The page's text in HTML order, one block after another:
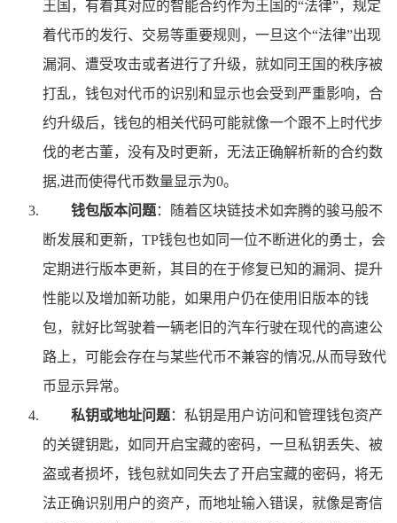
王国，有着其对应的智能合约作为王国的“法律”，规定
着代币的发行、交易等重要规则，一旦这个“法律”出现
漏洞、遭受攻击或者进行了升级，就如同王国的秩序被
打乱，钱包对代币的识别和显示也会受到严重影响，合
约升级后，钱包的相关代码可能就像一个跟不上时代步
伐的老古董，没有及时更新，无法正确解析新的合约数
据,进而使得代币数量显示为0。
钱包版本问题：随着区块链技术如奔腾的骏马般不
断发展和更新，TP钱包也如同一位不断进化的勇士，会
定期进行版本更新，其目的在于修复已知的漏洞、提升
性能以及增加新功能，如果用户仍在使用旧版本的钱
包，就好比驾驶着一辆老旧的汽车行驶在现代的高速公
路上，可能会存在与某些代币不兼容的情况,从而导致代
币显示异常。
私钥或地址问题：私钥是用户访问和管理钱包资产
的关键钥匙，如同开启宝藏的密码，一旦私钥丢失、被
盗或者损坏，钱包就如同失去了开启宝藏的密码，将无
法正确识别用户的资产，而地址输入错误，就像是寄信